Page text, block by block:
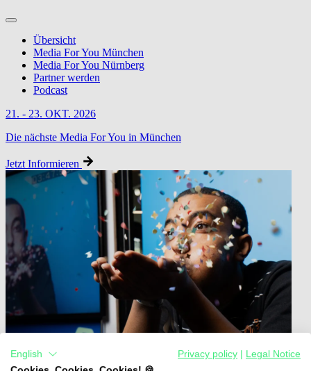
Übersicht
Media For You München
Media For You Nürnberg
Partner werden
Podcast
21. - 23. OKT. 2026
Die nächste Media For You in München
Jetzt Informieren
English Privacy policy
Legal Notice